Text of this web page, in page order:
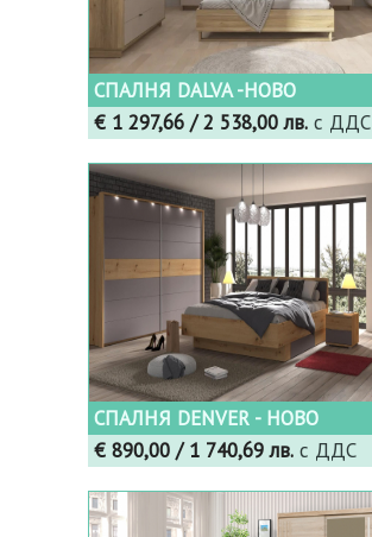
СПАЛНЯ DALVA -НОВО
€ 1 297,66 / 2 538,00 лв. с ДДС
СПАЛНЯ DENVER - НОВО
€ 890,00 / 1 740,69 лв. с ДДС